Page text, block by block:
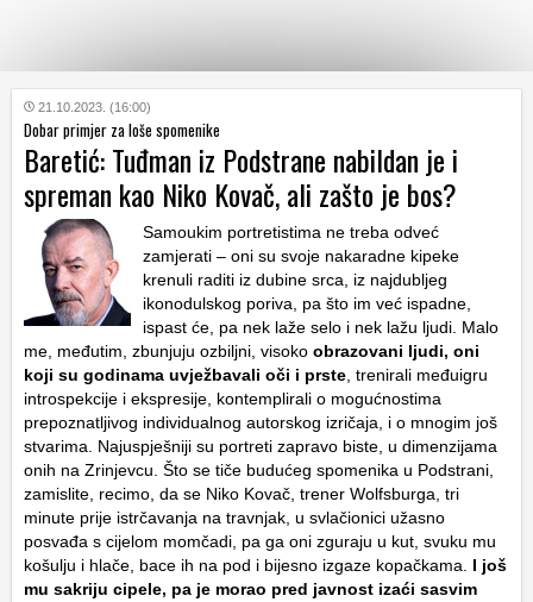
KATEGORIJE
HRVATSKI
WEB
21.10.2023. (16:00)
Dobar primjer za loše spomenike
Baretić: Tuđman iz Podstrane nabildan je i
spreman kao Niko Kovač, ali zašto je bos?
Samoukim portretistima ne treba odveć
zamjerati – oni su svoje nakaradne kipeke
krenuli raditi iz dubine srca, iz najdubljeg
ikonodulskog poriva, pa što im već ispadne,
ispast će, pa nek laže selo i nek lažu ljudi. Malo
me, međutim, zbunjuju ozbiljni, visoko obrazovani ljudi, oni
koji su godinama uvježbavali oči i prste , trenirali međuigru
introspekcije i ekspresije, kontemplirali o mogućnostima
prepoznatljivog individualnog autorskog izričaja, i o mnogim još
stvarima. Najuspješniji su portreti zapravo biste, u dimenzijama
onih na Zrinjevcu. Što se tiče budućeg spomenika u Podstrani,
zamislite, recimo, da se Niko Kovač, trener Wolfsburga, tri
minute prije istrčavanja na travnjak, u svlačionici užasno
posvađa s cijelom momčadi, pa ga oni zguraju u kut, svuku mu
košulju i hlače, bace ih na pod i bijesno izgaze kopačkama.
I još
mu sakriju cipele, pa je morao pred javnost izaći sasvim